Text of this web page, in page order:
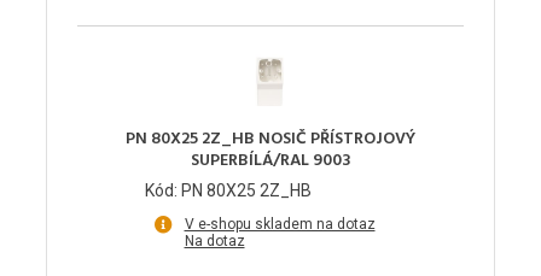
PN 80X25 2Z_HB NOSIČ PŘÍSTROJOVÝ
SUPERBÍLÁ/RAL 9003
Kód: PN 80X25 2Z_HB
V e-shopu skladem na dotaz
Na dotaz